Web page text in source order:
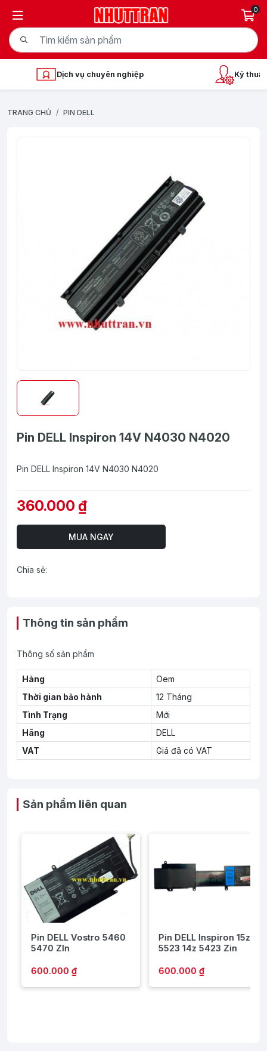
0
Dịch vụ chuyên nghiệp Kỹ
TRANG CHỦ PIN DELL
Pin DELL Inspiron 14V N4030 N4020
Pin DELL Inspiron 14V N4030 N4020
360.000 ₫
MUA NGAY
Chia sẻ:
Thông tin sản phẩm
Thông số sản phẩm
Hàng
Oem
Thời gian bảo hành
12 Tháng
Tình Trạng
Mới
Hãng
DELL
VAT
Giá đã có VAT
Sản phẩm liên quan
Pin DELL Vostro 5460
5470 ZIn
600.000 ₫
Pin DELL Inspiron 15z
5523 14z 5423 Zin
600.000 ₫